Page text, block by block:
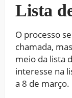
Lista
O processo
chamada,
meio da lista
interesse na
a 8 de março.